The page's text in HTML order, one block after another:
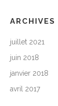
ARCHIVES
juillet 2021
juin 2018
janvier 2018
avril 2017